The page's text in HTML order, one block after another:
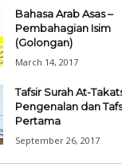
Bahasa Arab Asas –
Pembahagian Isim
(Golongan)
March 14, 2017
Tafsir Surah At-
Pengenalan dan
Pertama
September 26, 2017